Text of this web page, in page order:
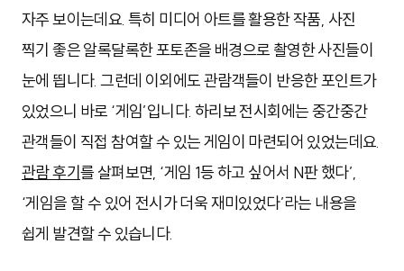
자주 보이는데요. 특히 미디어 아트를 활용한 작품, 사진
찍기 좋은 알록달록한 포토존을 배경으로 촬영한 사진들이
눈에 띕니다. 그런데 이외에도 관람객들이 반응한 포인트가
있었으니 바로 ‘게임’입니다. 하리보 전시회에는 중간중간
관객들이 직접 참여할 수 있는 게임이 마련되어 있었는데요.
관람 후기를 살펴보면, ‘게임 1등 하고 싶어서 N판 했다’,
‘게임을 할 수 있어 전시가 더욱 재미있었다’라는 내용을
쉽게 발견할 수 있습니다.